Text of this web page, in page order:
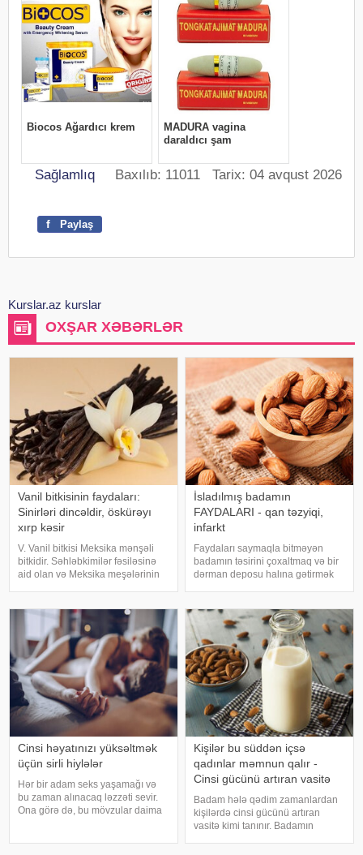
Sağlamlıq Baxılıb: 11011 Tarix: 04 avqust 2026
f Paylaş
Kurslar.az kurslar
OXŞAR XƏBƏRLƏR
Vanil bitkisinin faydaları:
Sinirləri dincəldir, öskürəyı
xırp kəsir
V. Vanil bitkisi Meksika mənşəli
bitkidir. Səhləbkimilər fəsiləsinə
aid olan və Meksika meşələrinin
digər ağaclarda 2-3 sm
qalınlığında tumurcuqları ilə 10
metr
İsladılmış badamın
FAYDALARI - qan təzyiqi,
infarkt
Faydaları saymaqla bitməyən
badamın təsirini çoxaltmaq və bir
dərman deposu halına gətirmək
İsladılmış badam E vitamini,
maqnezium, kalsium, Omeqa 3
kimi vitamin v
Cinsi həyatınızı yüksəltmək
üçün sirli hiylələr
Hər bir adam seks yaşamağı və
bu zaman alınacaq ləzzəti sevir.
Ona görə də, bu mövzular daima
Kişilər bu süddən içsə
qadınlar məmnun qalır -
Cinsi gücünü artıran vasitə
Badam hələ qədim zamanlardan
kişilərdə cinsi gücünü artıran
vasitə kimi tanınır. Badamın